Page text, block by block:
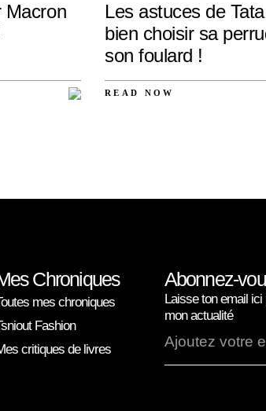
Macron
Les astuces de
bien choisir sa
son foulard !
READ NOW
Chroniques
mes chroniques
Fashion
critiques de livres
Abonnez-
Laisse ton email
mon actualité